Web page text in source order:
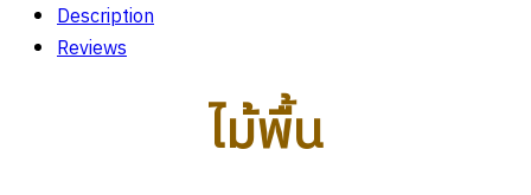
Description
Reviews
ไม้พื้น